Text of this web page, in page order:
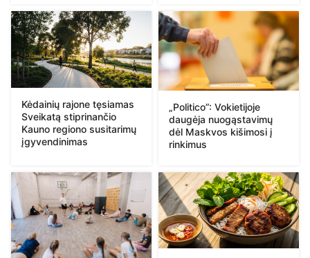
Kėdainių rajone tęsiamas
Sveikatą stiprinančio
Kauno regiono susitarimų
įgyvendinimas
„Politico”: Vokietijoje
daugėja nuogąstavimų
dėl Maskvos kišimosi į
rinkimus